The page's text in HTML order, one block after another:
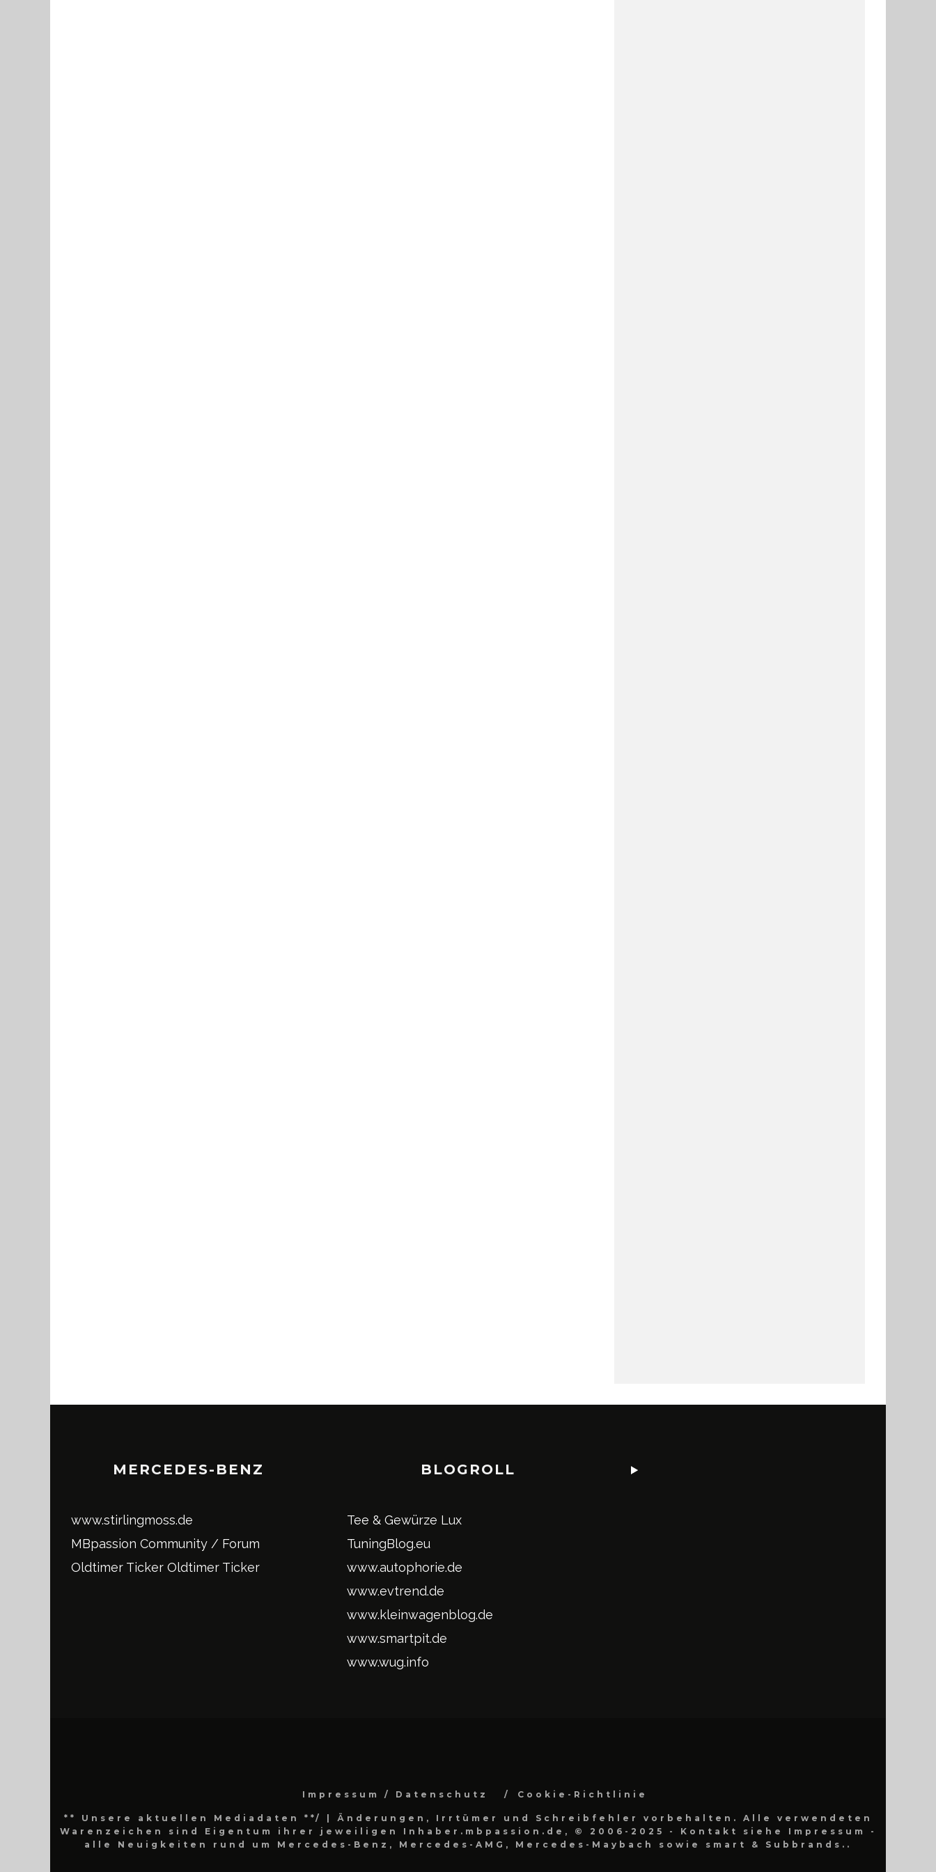
MERCEDES-BENZ
www.stirlingmoss.de
MBpassion Community / Forum
Oldtimer Ticker Oldtimer Ticker
BLOGROLL
Tee & Gewürze Lux
TuningBlog.eu
www.autophorie.de
www.evtrend.de
www.kleinwagenblog.de
www.smartpit.de
www.wug.info
Impressum / Datenschutz Cookie-Richtlinie
** Unsere aktuellen Mediadaten **/
| Änderungen, Irrtümer und Schreibfehler vorbehalten. Alle verwendeten
Warenzeichen sind Eigentum ihrer jeweiligen Inhaber.mbpassion.de, © 2006-2025 - Kontakt siehe Impressum -
alle Neuigkeiten rund um Mercedes-Benz, Mercedes-AMG, Mercedes-Maybach sowie smart & Subbrands..